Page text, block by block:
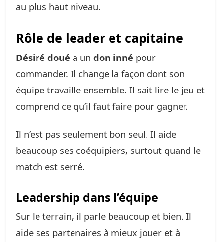
au plus haut niveau.
Rôle de leader et capitaine
Désiré doué a un don inné pour
commander. Il change la façon dont son
équipe travaille ensemble. Il sait lire le jeu et
comprend ce qu’il faut faire pour gagner.
Il n’est pas seulement bon seul. Il aide
beaucoup ses coéquipiers, surtout quand le
match est serré.
Leadership dans l’équipe
Sur le terrain, il parle beaucoup et bien. Il
aide ses partenaires à mieux jouer et à